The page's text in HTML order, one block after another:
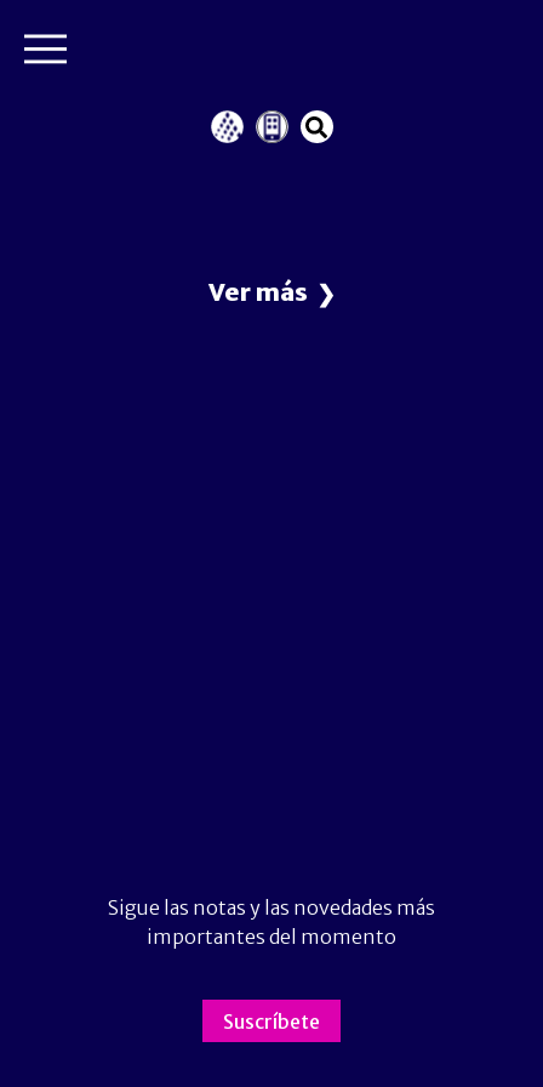
Ver más
Sigue las notas y las novedades más
importantes del momento
Suscríbete